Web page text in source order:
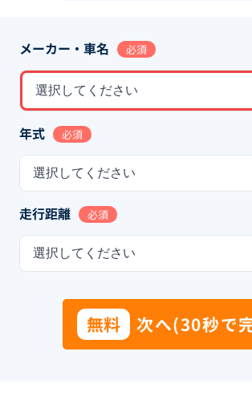
メーカー・車名 必須
選択してください
年式 必須
選択してください
走行距離 必須
選択してください
無料 次へ(30秒で